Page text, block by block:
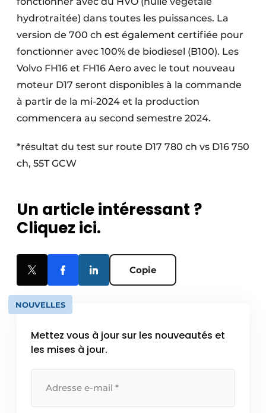
hydrotraitée) dans toutes les puissances. La
version de 700 ch est également certifiée pour
fonctionner avec 100% de biodiesel (B100). Les
Volvo FH16 et FH16 Aero avec le tout nouveau
moteur D17 seront disponibles à la commande
à partir de la mi-2024 et la production
commencera au second semestre 2024.
*résultat du test sur route D17 780 ch vs D16 750
ch, 55T GCW
Un article intéressant ?
Cliquez ici.
Copie
NOUVELLES
Mettez vous à jour sur les nouveautés et
les mises à jour.